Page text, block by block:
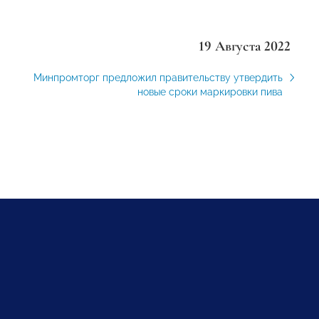
19 Августа 2022
Минпромторг предложил правительству утвердить
новые сроки маркировки пива